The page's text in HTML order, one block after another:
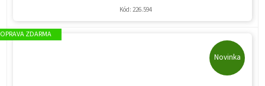
Kód: 226.594
Novinka
ZDARMA